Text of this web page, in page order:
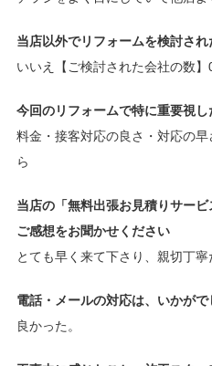
当店以外でリフォームを検討さ
いいえ【ご検討された会社の数
今回のリフォームで特に重要視
料金・接客対応の良さ・対応の
ら
当店の「無料出張お見積りサービ
ご感想をお聞かせください
とても早く来て下さり、親切丁寧
電話・メールの対応は、いかがで
良かった。